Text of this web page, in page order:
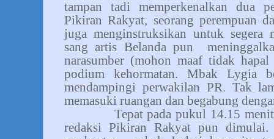
tampan tadi memperkenalkan dua
Pikiran Rakyat, seorang perempuan
juga menginstruksikan untuk segera
sang artis Belanda pun
narasumber (mohon maaf tidak
podium kehormatan. Mbak Lygia
mendampingi perwakilan PR. Tak
memasuki ruangan dan begabung
Tepat pada pukul 14.15
redaksi Pikiran Rakyat pun